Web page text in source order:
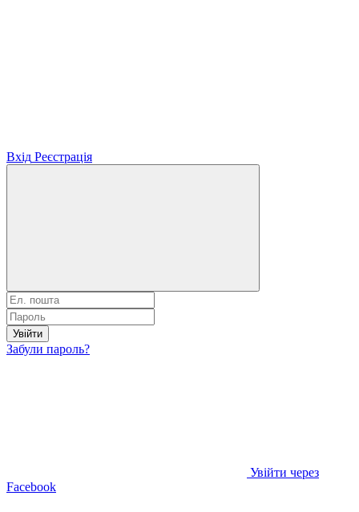
Вхід Реєстрація
Увійти
Забули пароль?
Увійти через
Facebook